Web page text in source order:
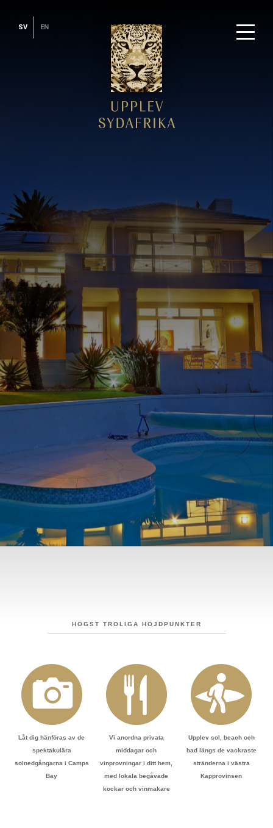
SV EN
HÖGST TROLIGA HÖJDPUNKTER
Låt dig hänföras av de
spektakulära
solnedgångarna i Camps
Bay
Vi anordna privata
middagar och
vinprovningar i ditt hem,
med lokala begåvade
kockar och vinmakare
Upplev sol, beach och
bad längs de vackraste
stränderna i västra
Kapprovinsen